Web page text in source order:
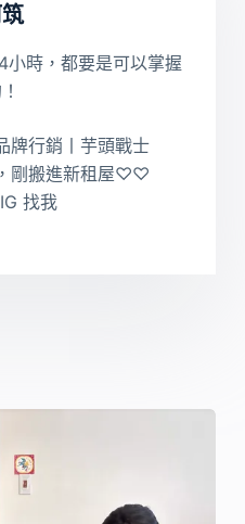
時，都要是可以掌握
牌行銷丨芋頭戰士
剛搬進新租屋♡♡
找我